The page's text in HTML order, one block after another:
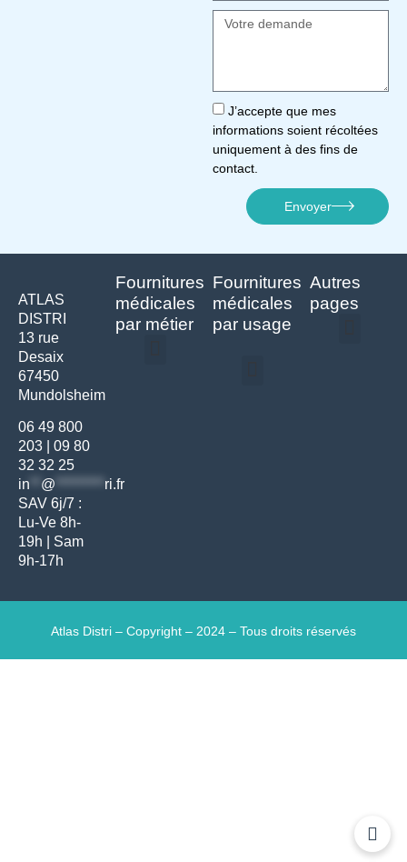
J’accepte que mes
informations soient récoltées
uniquement à des fins de
contact.
Envoyer
ATLAS
DISTRI
13 rue
Desaix
67450
Mundolsheim
06 49 800
203
09 80
32 32 25
in
@ ********* ri.fr
SAV 6j/7 :
Lu-Ve 8h-
19h | Sam
9h-17h
Fournitures
médicales
par métier
Fournitures
médicales
par usage
Autres
pages
Atlas Distri – Copyright – 2024 – Tous droits réservés